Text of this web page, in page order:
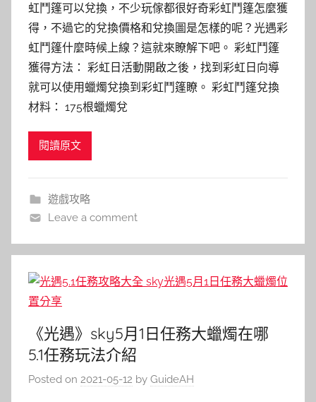
虹鬥篷可以兌換，不少玩傢都很好奇彩虹鬥篷怎麼獲
得，不過它的兌換價格和兌換圖是怎樣的呢？光遇彩
虹鬥篷什麼時候上線？這就來瞭解下吧。 彩虹鬥篷
獲得方法： 彩虹日活動開啟之後，找到彩虹日向導
就可以使用蠟燭兌換到彩虹鬥篷瞭。 彩虹鬥篷兌換
材料： 175根蠟燭兌
閱讀原文
遊戲攻略
Leave a comment
《光遇》sky5月1日任務大蠟燭在哪
5.1任務玩法介紹
Posted on 2021-05-12 by GuideAH